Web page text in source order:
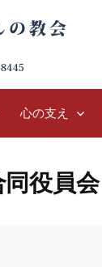
心の支え
役員会